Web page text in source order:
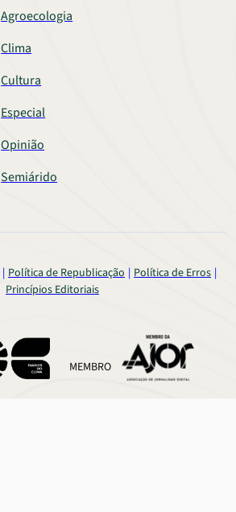
Agroecologia
Clima
Cultura
Especial
Opinião
Semiárido
Política de Republicação Política de Erros
Princípios Editoriais
MEMBRO